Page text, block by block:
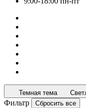
Темная тема
Фильтр Сбросить все